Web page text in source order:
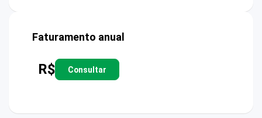
Faturamento anual
R$ Consultar